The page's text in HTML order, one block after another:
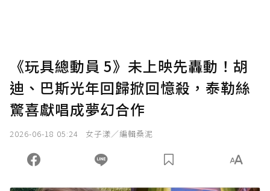
《玩具總動員 5》未上映先轟動！胡
迪、巴斯光年回歸掀回憶殺，泰勒絲
驚喜獻唱成夢幻合作
2026-06-18 05:24 女子漾／編輯桑泥